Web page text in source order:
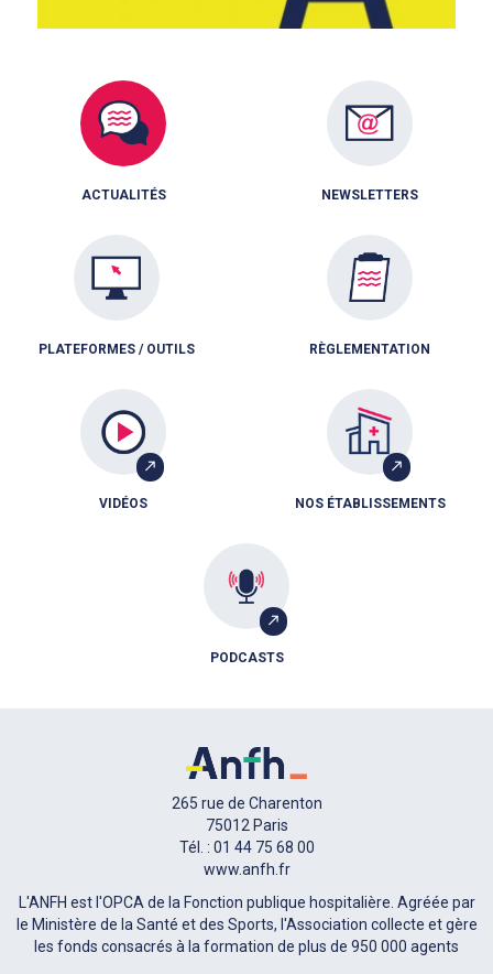
ACTUALITÉS NEWSLETTERS
PLATEFORMES / OUTILS RÈGLEMENTATION
VIDÉOS NOS ÉTABLISSEMENTS
PODCASTS
265 rue de Charenton
75012 Paris
Tél. : 01 44 75 68 00
www.anfh.fr
L'ANFH est l'OPCA de la Fonction publique hospitalière. Agréée par
le Ministère de la Santé et des Sports, l'Association collecte et gère
les fonds consacrés à la formation de plus de 950 000 agents